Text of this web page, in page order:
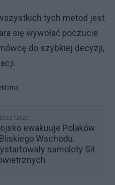
tych metod jest
się wywołać poczucie
do szybkiej decyzji,
także
ewakuuje Polaków
Wschodu.
samoloty Sił